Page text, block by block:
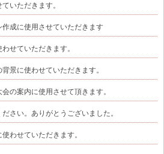
いただきます。
成に使用させていただきます
せていただきます。
景に使わせていただきます。
の案内に使用させて頂きます。
さい。ありがとうございました。
わせていただきます。